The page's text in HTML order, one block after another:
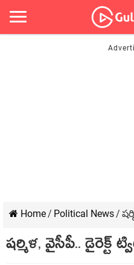
Home/ Political News/
షర్మిళ, వైసీపీ.. డైరెక్ట్